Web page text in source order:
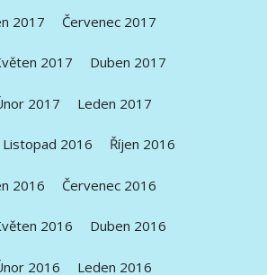
2017 Červenec 2017
2017 Duben 2017
2017 Leden 2017
Listopad 2016 Říjen 2016
2016 Červenec 2016
2016 Duben 2016
2016 Leden 2016